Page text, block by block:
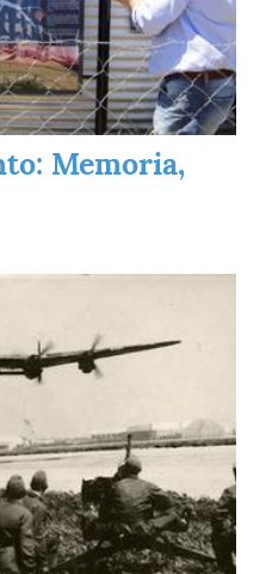
Memoria,